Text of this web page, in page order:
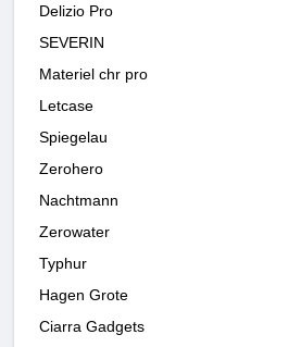
Delizio Pro
SEVERIN
Materiel chr pro
Letcase
Spiegelau
Zerohero
Nachtmann
Zerowater
Typhur
Hagen Grote
Ciarra Gadgets